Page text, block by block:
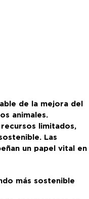
de la mejora del
animales.
limitados,
Las
un papel vital en
más sostenible